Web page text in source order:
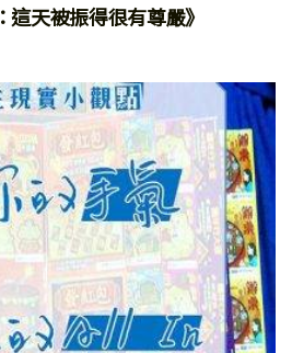
這天被振得很有尊嚴》